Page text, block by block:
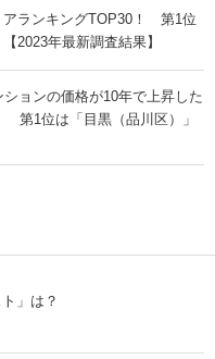
アランキングTOP30！ 第1位
2023年最新調査結果】
ションの価格が10年で上昇した
第1位は「目黒（品川区）」
」は？